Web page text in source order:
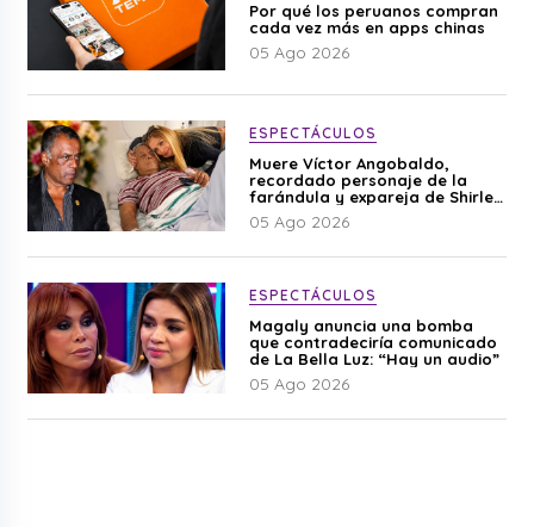
Por qué los peruanos compran
cada vez más en apps chinas
05 Ago 2026
ESPECTÁCULOS
Muere Víctor Angobaldo,
recordado personaje de la
farándula y expareja de Shirley
Cherres
05 Ago 2026
ESPECTÁCULOS
Magaly anuncia una bomba
que contradeciría comunicado
de La Bella Luz: “Hay un audio”
05 Ago 2026